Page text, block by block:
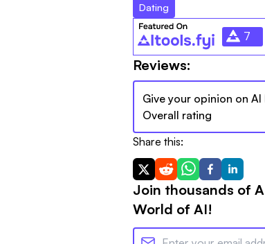
Dating
7
Reviews:
Give your opinion on AI
Overall rating
Share this:
Join thousands of
World of AI!